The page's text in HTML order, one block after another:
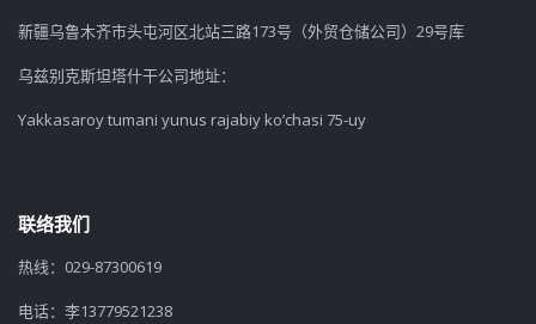
新疆乌鲁木齐市头屯河区北站三路173号（外贸仓储公司）29号库
乌兹别克斯坦塔什干公司地址：
Yakkasaroy tumani yunus rajabiy ko’chasi 75-uy
联络我们
热线：029-87300619
电话：李13779521238